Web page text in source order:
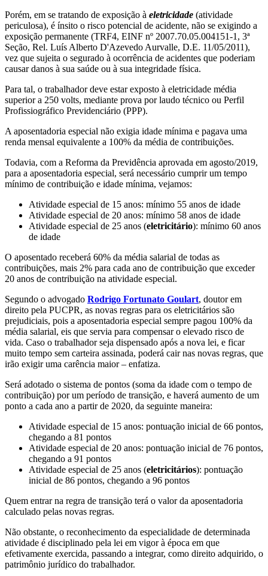
Porém, em se tratando de exposição à eletricidade (atividade
periculosa), é ínsito o risco potencial de acidente, não se exigindo a
exposição permanente (TRF4, EINF nº 2007.70.05.004151-1, 3ª
Seção, Rel. Luís Alberto D'Azevedo Aurvalle, D.E. 11/05/2011),
vez que sujeita o segurado à ocorrência de acidentes que poderiam
causar danos à sua saúde ou à sua integridade física.
Para tal, o trabalhador deve estar exposto à eletricidade média
superior a 250 volts, mediante prova por laudo técnico ou Perfil
Profissiográfico Previdenciário (PPP).
A aposentadoria especial não exigia idade mínima e pagava uma
renda mensal equivalente a 100% da média de contribuições.
Todavia, com a Reforma da Previdência aprovada em agosto/2019,
para a aposentadoria especial, será necessário cumprir um tempo
mínimo de contribuição e idade mínima, vejamos:
Atividade especial de 15 anos: mínimo 55 anos de idade
Atividade especial de 20 anos: mínimo 58 anos de idade
Atividade especial de 25 anos (eletricitário): mínimo 60 anos
de idade
O aposentado receberá 60% da média salarial de todas as
contribuições, mais 2% para cada ano de contribuição que exceder
20 anos de contribuição na atividade especial.
Segundo o advogado Rodrigo Fortunato Goulart, doutor em
direito pela PUCPR, as novas regras para os eletricitários são
prejudiciais, pois a aposentadoria especial sempre pagou 100% da
média salarial, eis que servia para compensar o elevado risco de
vida. Caso o trabalhador seja dispensado após a nova lei, e ficar
muito tempo sem carteira assinada, poderá cair nas novas regras, que
irão exigir uma carência maior – enfatiza.
Será adotado o sistema de pontos (soma da idade com o tempo de
contribuição) por um período de transição, e haverá aumento de um
ponto a cada ano a partir de 2020, da seguinte maneira:
Atividade especial de 15 anos: pontuação inicial de 66 pontos,
chegando a 81 pontos
Atividade especial de 20 anos: pontuação inicial de 76 pontos,
chegando a 91 pontos
Atividade especial de 25 anos (eletricitários): pontuação
inicial de 86 pontos, chegando a 96 pontos
Quem entrar na regra de transição terá o valor da aposentadoria
calculado pelas novas regras.
Não obstante, o reconhecimento da especialidade de determinada
atividade é disciplinado pela lei em vigor à época em que
efetivamente exercida, passando a integrar, como direito adquirido, o
patrimônio jurídico do trabalhador.